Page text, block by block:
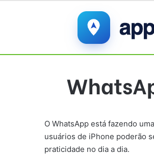
O WhatsApp está fazendo
usuários de iPhone poderão
praticidade no dia a dia.